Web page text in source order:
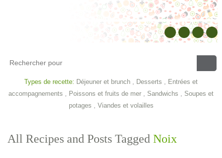
Types de recette: Déjeuner et brunch , Desserts , Entrées et
accompagnements , Poissons et fruits de mer , Sandwichs , Soupes et
potages , Viandes et volailles
All Recipes and Posts TaggedNoix